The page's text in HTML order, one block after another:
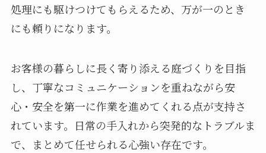
処理にも駆けつけてもらえるため、万が一のとき
にも頼りになります。
お客様の暮らしに長く寄り添える庭づくりを目指
し、丁寧なコミュニケーションを重ねながら安
心・安全を第一に作業を進めてくれる点が支持さ
れています。日常の手入れから突発的なトラブルま
で、まとめて任せられる心強い存在です。